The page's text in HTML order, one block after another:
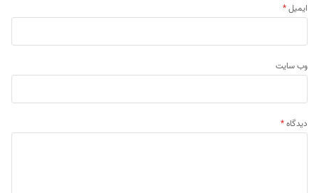
ایمیل*
وب‌ سایت
دیدگاه*